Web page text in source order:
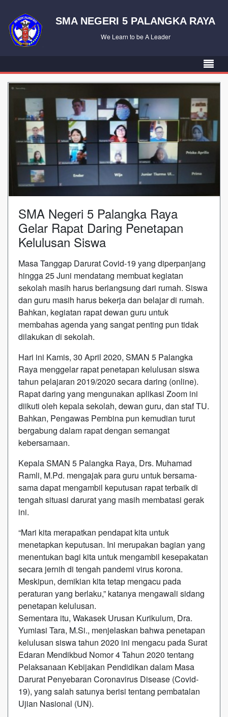
SMA NEGERI 5 PALANGKA RAYA
We Learn to be A Leader
SMA Negeri 5 Palangka Raya
Gelar Rapat Daring Penetapan
Kelulusan Siswa
Masa Tanggap Darurat Covid-19 yang diperpanjang
hingga 25 Juni mendatang membuat kegiatan
sekolah masih harus berlangsung dari rumah. Siswa
dan guru masih harus bekerja dan belajar di rumah.
Bahkan, kegiatan rapat dewan guru untuk
membahas agenda yang sangat penting pun tidak
dilakukan di sekolah.
Hari ini Kamis, 30 April 2020, SMAN 5 Palangka
Raya menggelar rapat penetapan kelulusan siswa
tahun pelajaran 2019/2020 secara daring (online).
Rapat daring yang mengunakan aplikasi Zoom ini
diikuti oleh kepala sekolah, dewan guru, dan staf TU.
Bahkan, Pengawas Pembina pun kemudian turut
bergabung dalam rapat dengan semangat
kebersamaan.
Kepala SMAN 5 Palangka Raya, Drs. Muhamad
Ramli, M.Pd. mengajak para guru untuk bersama-
sama dapat mengambil keputusan rapat terbaik di
tengah situasi darurat yang masih membatasi gerak
ini.
“Mari kita merapatkan pendapat kita untuk
menetapkan keputusan. Ini merupakan bagian yang
menentukan bagi kita untuk mengambil kesepakatan
secara jernih di tengah pandemi virus korona.
Meskipun, demikian kita tetap mengacu pada
peraturan yang berlaku,” katanya mengawali sidang
penetapan kelulusan.
Sementara itu, Wakasek Urusan Kurikulum, Dra.
Yumiasi Tara, M.Si., menjelaskan bahwa penetapan
kelulusan siswa tahun 2020 ini mengacu pada Surat
Edaran Mendikbud Nomor 4 Tahun 2020 tentang
Pelaksanaan Kebijakan Pendidikan dalam Masa
Darurat Penyebaran Coronavirus Disease (Covid-
19), yang salah satunya berisi tentang pembatalan
Ujian Nasional (UN).